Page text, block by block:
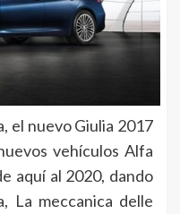
el nuevo Giulia 2017
vehículos Alfa
aquí al 2020, dando
La meccanica delle